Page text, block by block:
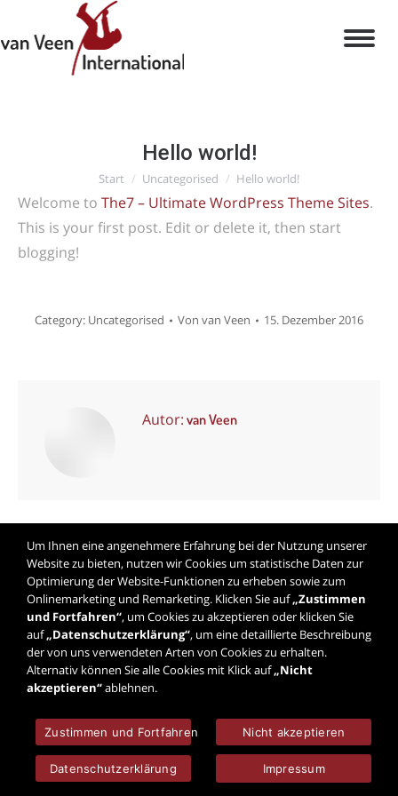
Hello world!
Sie befinden sich hier:
Start Uncategorised Hello world!
Welcome to The7 – Ultimate WordPress Theme Sites.
This is your first post. Edit or delete it, then start
blogging!
Category: Uncategorised Von van Veen 15. Dezember 2016
Autor: van Veen
Kommentarnavigation
NÄCHSTES
Nächster
Beitrag:
Hallo Welt!
© 2026 VAN VEEN INTERNATIONAL · GERMANY · FRANCE · ITALY ·
NETHERLANDS · SPAIN · SWITZERLAND · GREAT BRITAIN · BELGIUM ·
USA
Impressum
Datenschutz
Um Ihnen eine angenehmere Erfahrung bei der Nutzung unserer
Website zu bieten, nutzen wir Cookies um statistische Daten zur
Optimierung der Website-Funktionen zu erheben sowie zum
Onlinemarketing und Remarketing. Klicken Sie auf„Zustimmen
und Fortfahren“, um Cookies zu akzeptieren oder klicken Sie
auf„Datenschutzerklärung“, um eine detaillierte Beschreibung
der von uns verwendeten Arten von Cookies zu erhalten.
Alternativ können Sie alle Cookies mit Klick auf„Nicht
akzeptieren“ablehnen.
Zustimmen und Fortfahren Nicht akzeptieren
Datenschutzerklärung Impressum